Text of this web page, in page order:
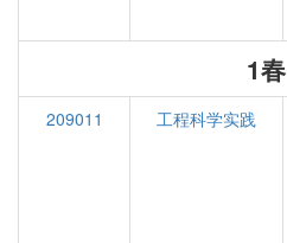
1春
209011 工程科学实践